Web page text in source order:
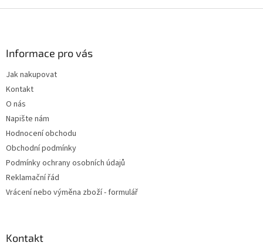
Informace pro vás
Jak nakupovat
Kontakt
O nás
Napište nám
Hodnocení obchodu
Obchodní podmínky
Podmínky ochrany osobních údajů
Reklamační řád
Vrácení nebo výměna zboží - formulář
Kontakt